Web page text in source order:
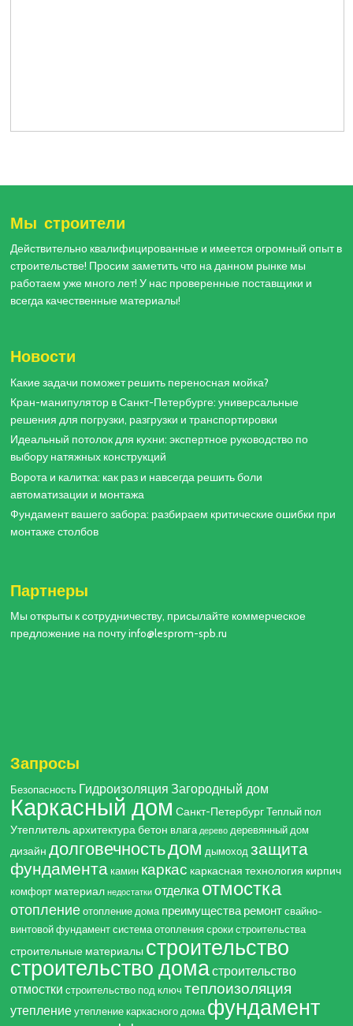
Мы строители
Действительно квалифицированные и имеется огромный опыт в
строительстве! Просим заметить что на данном рынке мы
работаем уже много лет! У нас проверенные поставщики и
всегда качественные материалы!
Новости
Какие задачи поможет решить переносная мойка?
Кран-манипулятор в Санкт-Петербурге: универсальные
решения для погрузки, разгрузки и транспортировки
Идеальный потолок для кухни: экспертное руководство по
выбору натяжных конструкций
Ворота и калитка: как раз и навсегда решить боли
автоматизации и монтажа
Фундамент вашего забора: разбираем критические ошибки при
монтаже столбов
Партнеры
Мы открыты к сотрудничеству, присылайте коммерческое
предложение на почту info@lesprom-spb.ru
Запросы
Безопасность Гидроизоляция Загородный дом
Каркасный дом Санкт-Петербург Теплый пол
Утеплительархитектурабетон влага дерево деревянный дом
дизайн долговечностьдом дымоход защита
фундамента камин каркас каркасная технология кирпич
комфорт материал недостатки отделка отмостка
отопление отопление дома преимуществаремонт свайно-
винтовой фундамент система отопления сроки строительства
строительные материалы строительство
строительство домастроительство
отмостки строительство под ключ теплоизоляция
утепление утепление каркасного дома фундамент